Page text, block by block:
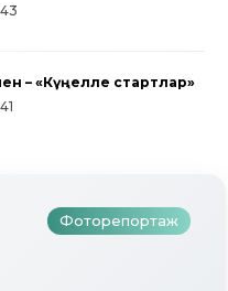
– «Күңелле стартлар»
Фоторепортаж
Гаетен